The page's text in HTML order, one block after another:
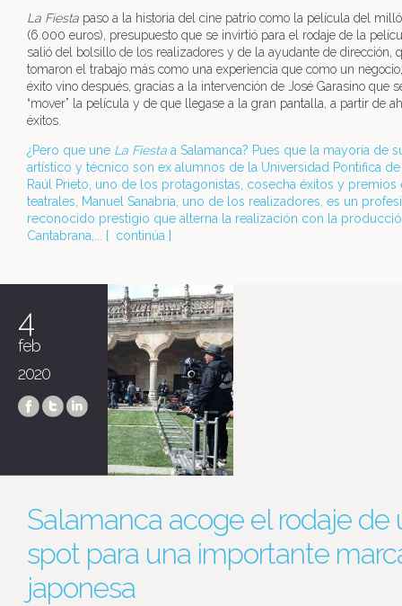
La Fiesta paso a la historia del cine patrio como la película del
(6.000 euros), presupuesto que se invirtió para el rodaje de la
salió del bolsillo de los realizadores y de la ayudante de dirección,
tomaron el trabajo más como una experiencia que como un
éxito vino después, gracias a la intervención de José Garasino que
“mover” la película y de que llegase a la gran pantalla, a partir de
éxitos.
¿Pero que une La Fiesta a Salamanca? Pues que la mayoría de
artístico y técnico son ex alumnos de la Universidad Pontifica de
Raúl Prieto, uno de los protagonistas, cosecha éxitos y premios
teatrales, Manuel Sanabria, uno de los realizadores, es un
reconocido prestigio que alterna la realización con la
Cantabrana,... [ continúa ]
4
feb
2020
Salamanca acoge el rodaje de
spot para una importante
japonesa